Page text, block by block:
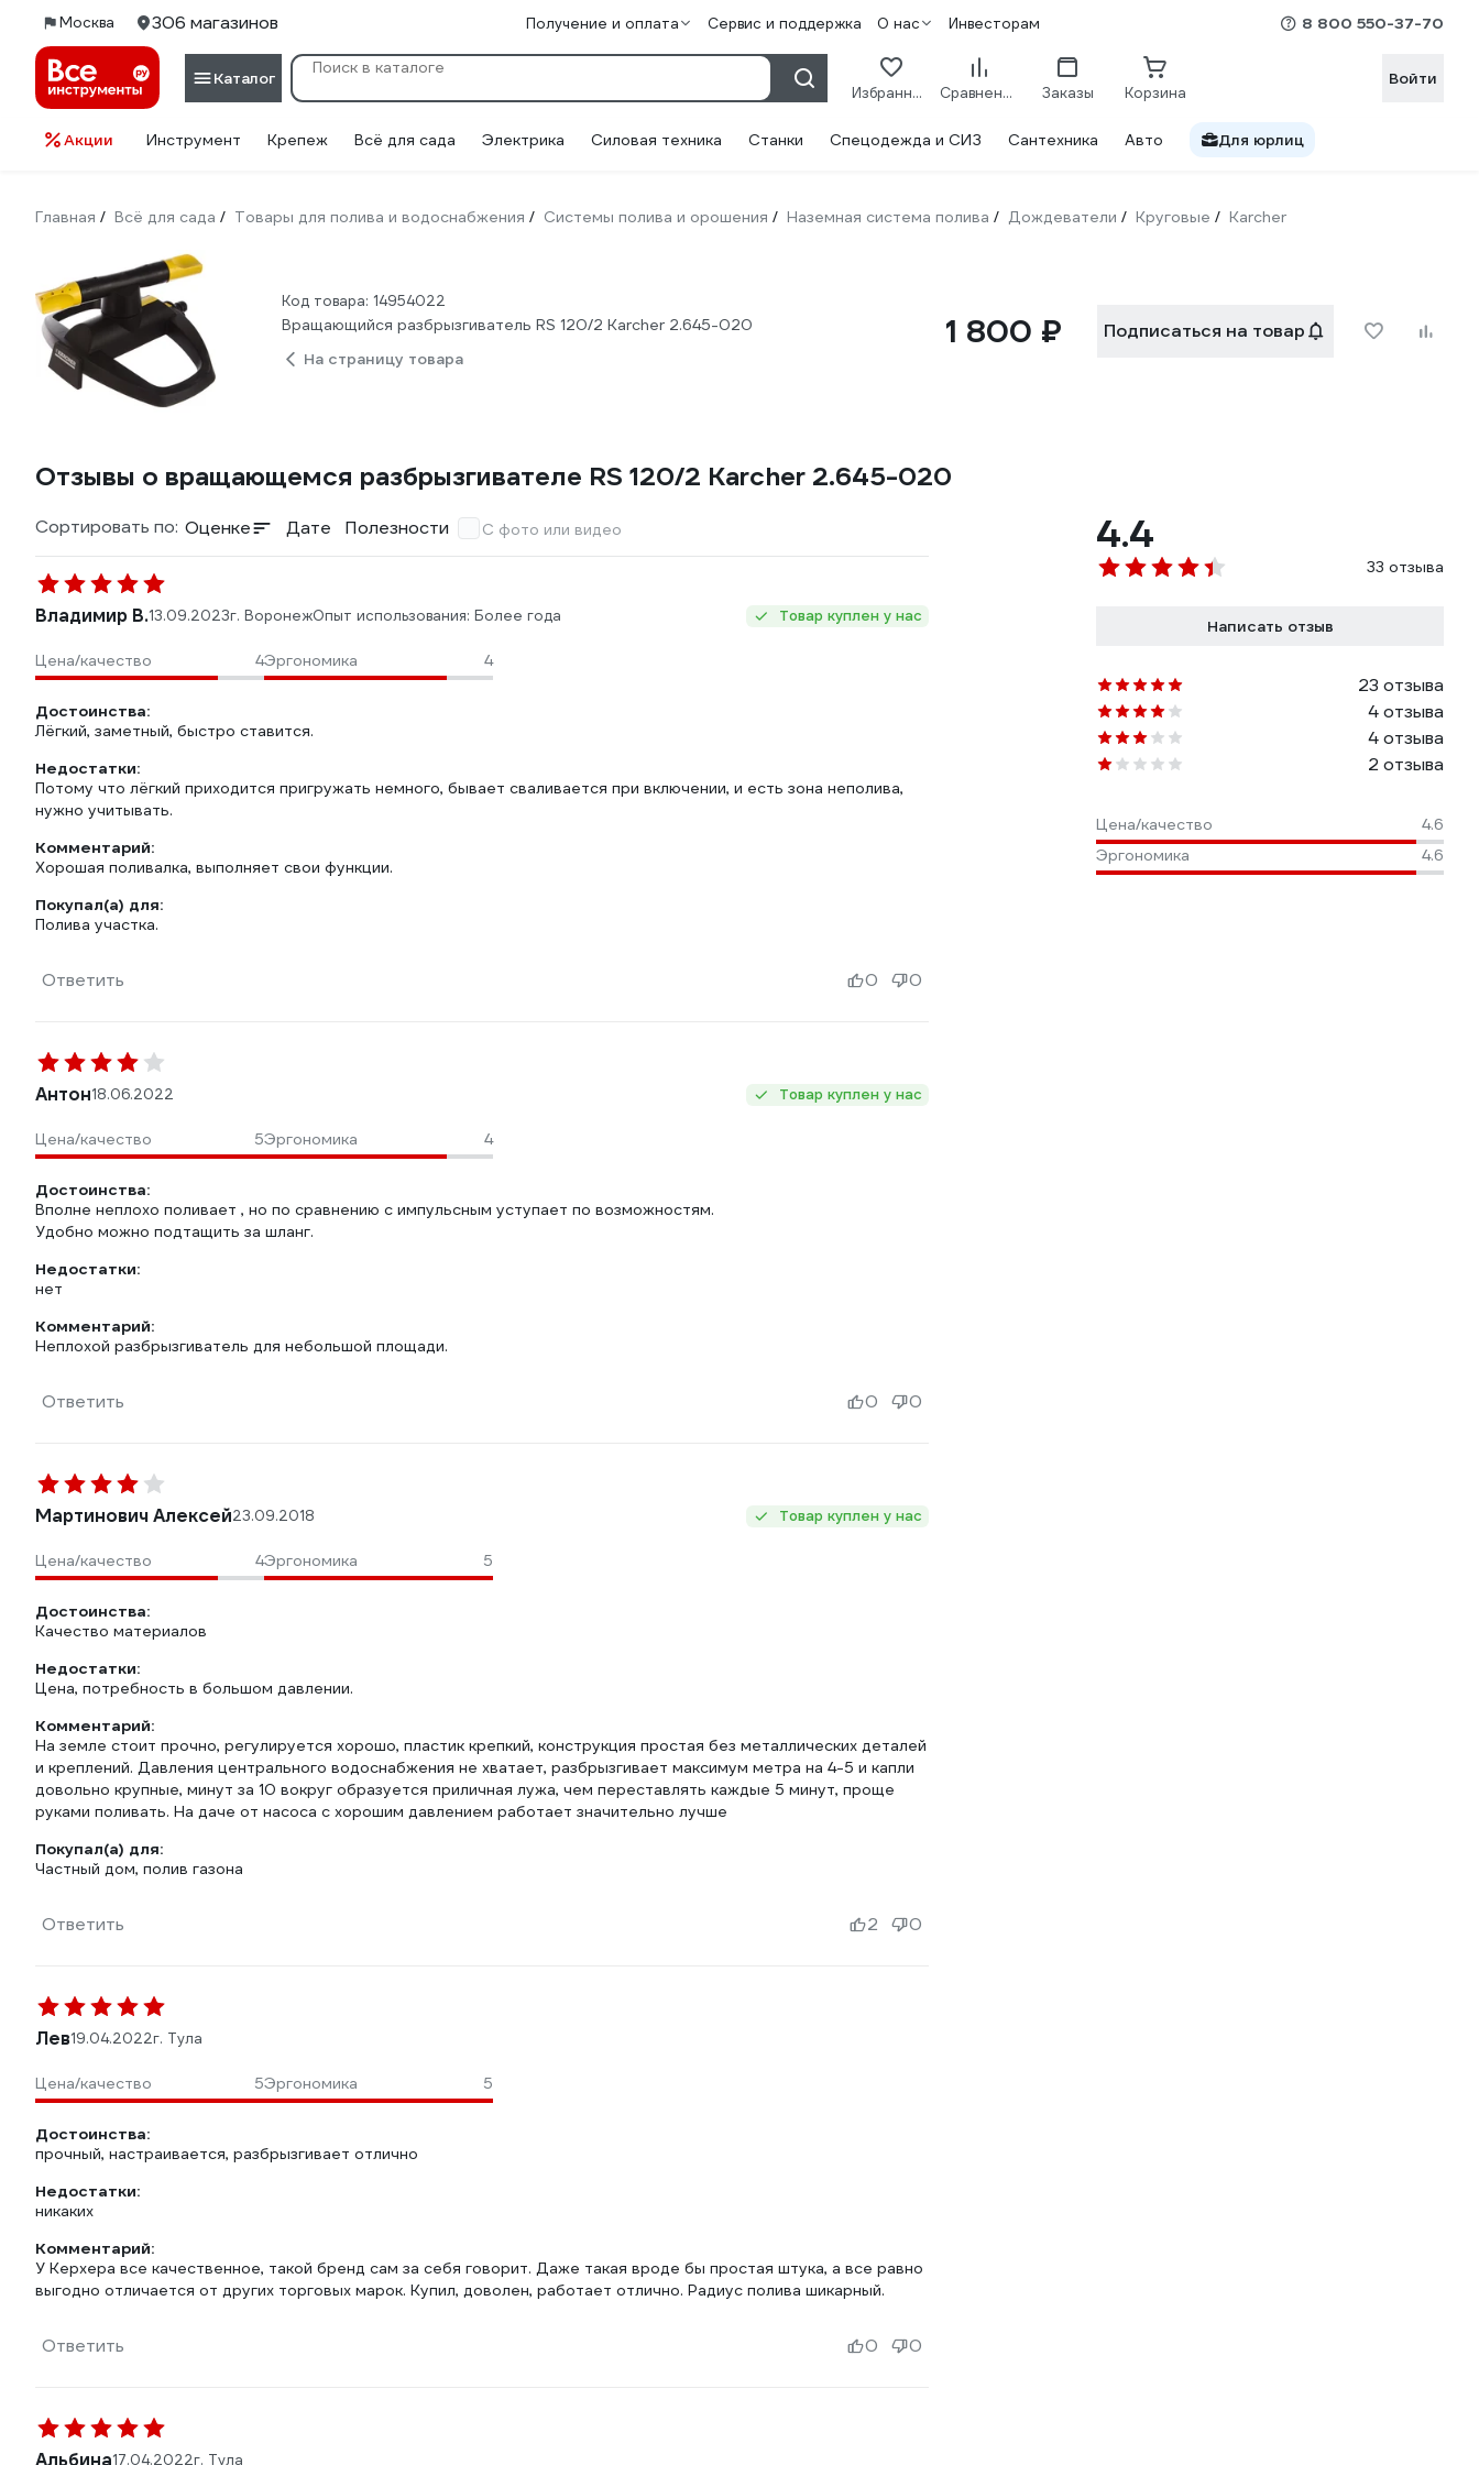
Москва 306 магазинов Получение и оплата Сервис и поддержка О нас Инвесторам 8 800 550-37-70
Каталог
Избранное Сравнение Заказы Корзина
Войти
Акции Инструмент Крепеж Всё для сада Электрика Силовая техника Станки Спецодежда и СИЗ Сантехника Авто Для юрлиц
Главная / Всё для сада / Товары для полива и водоснабжения / Системы полива и орошения / Наземная система полива / Дождеватели / Круговые / Karcher
Код товара: 14954022
Вращающийся разбрызгиватель RS 120/2 Karcher 2.645-020
На страницу товара
1 800 ₽ Подписаться на товар
Отзывы о вращающемся разбрызгивателе RS 120/2 Karcher 2.645-020
Сортировать по: Оценке Дате Полезности С фото или видео
Владимир В.13.09.2023г. ВоронежОпыт использования: Более года Товар куплен у нас
Цена/качество 4Эргономика 4
Достоинства:
Лёгкий, заметный, быстро ставится.
Недостатки:
Потому что лёгкий приходится пригружать немного, бывает сваливается при включении, и есть зона неполива,
нужно учитывать.
Комментарий:
Хорошая поливалка, выполняет свои функции.
Покупал(а) для:
Полива участка.
Ответить 0 0
Антон18.06.2022 Товар куплен у нас
Цена/качество 5Эргономика 4
Достоинства:
Вполне неплохо поливает , но по сравнению с импульсным уступает по возможностям.
Удобно можно подтащить за шланг.
Недостатки:
нет
Комментарий:
Неплохой разбрызгиватель для небольшой площади.
Ответить 0 0
Мартинович Алексей23.09.2018 Товар куплен у нас
Цена/качество 4Эргономика 5
Достоинства:
Качество материалов
Недостатки:
Цена, потребность в большом давлении.
Комментарий:
На земле стоит прочно, регулируется хорошо, пластик крепкий, конструкция простая без металлических деталей
и креплений. Давления центрального водоснабжения не хватает, разбрызгивает максимум метра на 4-5 и капли
довольно крупные, минут за 10 вокруг образуется приличная лужа, чем переставлять каждые 5 минут, проще
руками поливать. На даче от насоса с хорошим давлением работает значительно лучше
Покупал(а) для:
Частный дом, полив газона
Ответить 2 0
Лев19.04.2022г. Тула
Цена/качество 5Эргономика 5
Достоинства:
прочный, настраивается, разбрызгивает отлично
Недостатки:
никаких
Комментарий:
У Керхера все качественное, такой бренд сам за себя говорит. Даже такая вроде бы простая штука, а все равно
выгодно отличается от других торговых марок. Купил, доволен, работает отлично. Радиус полива шикарный.
Ответить 0 0
Альбина17.04.2022г. Тула
4.4
33 отзыва
Написать отзыв
23 отзыва
4 отзыва
4 отзыва
2 отзыва
Цена/качество
4.6
Эргономика
4.6